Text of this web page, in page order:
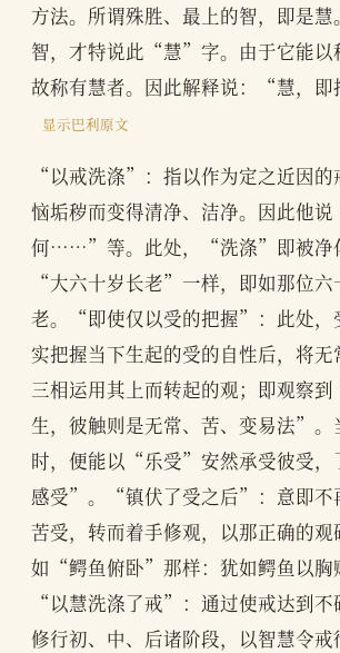
方法。所谓殊胜、最上的智，即是
智，才特说此“慧”字。由于它能以
故称有慧者。因此解释说：“慧，即
显示巴利原文
“以戒洗涤”：指以作为定之近因的
恼垢秽而变得清净、洁净。因此他
何……”等。此处，“洗涤”即被净
“大六十岁长老”一样，即如那位六
老。“即使仅以受的把握”：此处，
实把握当下生起的受的自性后，将
三相运用其上而转起的观；即观察
生，彼触则是无常、苦、变易法”。
时，便能以“乐受”安然承受彼受
感受”。“镇伏了受之后”：意即不
苦受，转而着手修观，以那正确的观
如“鳄鱼俯卧”那样：犹如鳄鱼以胸
“以慧洗涤了戒”：通过使戒达到不
修行初、中、后诸阶段，以智慧令戒